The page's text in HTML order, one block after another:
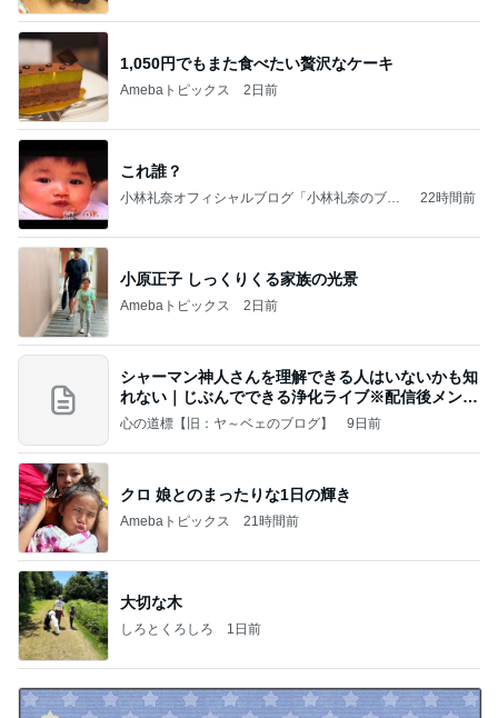
1,050円でもまた食べたい贅沢なケーキ
Amebaトピックス 2日前
これ誰？
小林礼奈オフィシャルブログ「小林礼奈のブー
22時間前
小原正子 しっくりくる家族の光景
Amebaトピックス 2日前
シャーマン神人さんを理解できる人はいないかも知
れない｜じぶんでできる浄化ライブ※配信後メンバ
ー限
心の道標【旧：ヤ～ベェのブログ】 9日前
クロ 娘とのまったりな1日の輝き
Amebaトピックス 21時間前
大切な木
しろとくろしろ 1日前